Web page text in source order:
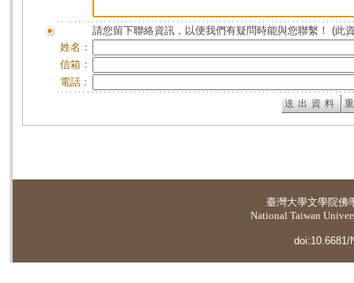
請您留下聯絡資訊，以便我們有疑問時能與您聯繫！ (此
姓名：
信箱：
電話：
臺灣大學文學院佛
National Taiwan
doi:10.6681/